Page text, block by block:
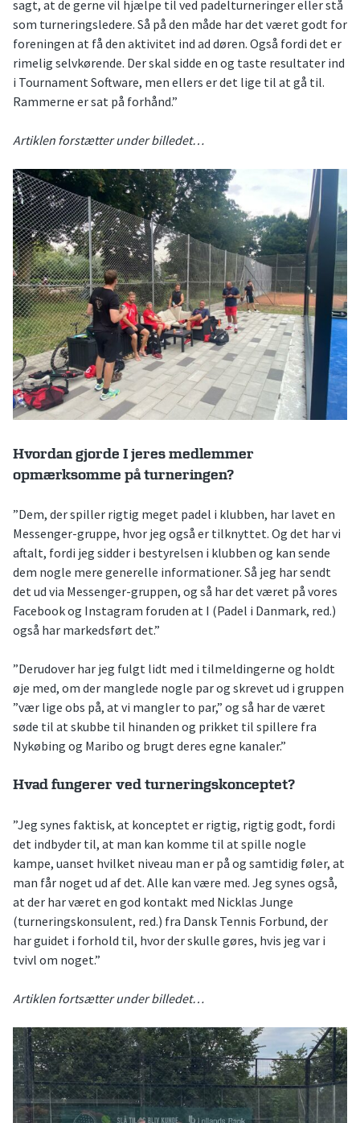
sagt, at de gerne vil hjælpe til ved padelturneringer eller stå
som turneringsledere. Så på den måde har det været godt for
foreningen at få den aktivitet ind ad døren. Også fordi det er
rimelig selvkørende. Der skal sidde en og taste resultater ind
i Tournament Software, men ellers er det lige til at gå til.
Rammerne er sat på forhånd.”
Artiklen forstætter under billedet…
Hvordan gjorde I jeres medlemmer
opmærksomme på turneringen?
”Dem, der spiller rigtig meget padel i klubben, har lavet en
Messenger-gruppe, hvor jeg også er tilknyttet. Og det har vi
aftalt, fordi jeg sidder i bestyrelsen i klubben og kan sende
dem nogle mere generelle informationer. Så jeg har sendt
det ud via Messenger-gruppen, og så har det været på vores
Facebook og Instagram foruden at I (Padel i Danmark, red.)
også har markedsført det.”
”Derudover har jeg fulgt lidt med i tilmeldingerne og holdt
øje med, om der manglede nogle par og skrevet ud i gruppen
”vær lige obs på, at vi mangler to par,” og så har de været
søde til at skubbe til hinanden og prikket til spillere fra
Nykøbing og Maribo og brugt deres egne kanaler.”
Hvad fungerer ved turneringskonceptet?
”Jeg synes faktisk, at konceptet er rigtig, rigtig godt, fordi
det indbyder til, at man kan komme til at spille nogle
kampe, uanset hvilket niveau man er på og samtidig føler, at
man får noget ud af det. Alle kan være med. Jeg synes også,
at der har været en god kontakt med Nicklas Junge
(turneringskonsulent, red.) fra Dansk Tennis Forbund, der
har guidet i forhold til, hvor der skulle gøres, hvis jeg var i
tvivl om noget.”
Artiklen fortsætter under billedet…